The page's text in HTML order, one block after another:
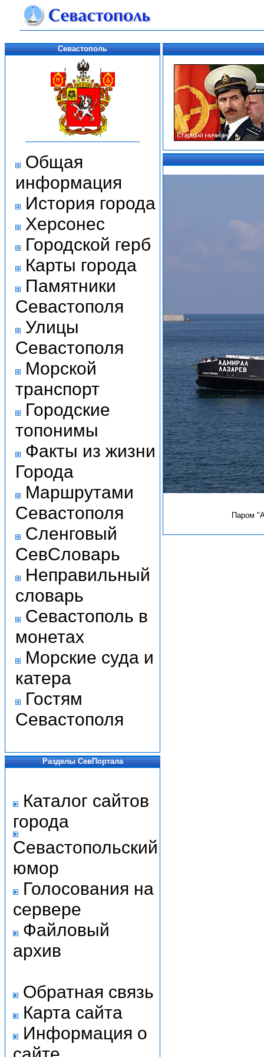
Севастополь
Общая
информация
История города
Херсонес
Городской герб
Карты города
Памятники
Севастополя
Улицы
Севастополя
Морской
транспорт
Городские
топонимы
Факты из жизни
Города
Маршрутами
Севастополя
Сленговый
СевСловарь
Неправильный
словарь
Севастополь в
монетах
Морские суда и
катера
Гостям
Севастополя
Разделы СевПортала
Каталог сайтов
города
Севастопольский
юмор
Голосования на
сервере
Файловый
архив
Обратная связь
Карта сайта
Информация о
Паром